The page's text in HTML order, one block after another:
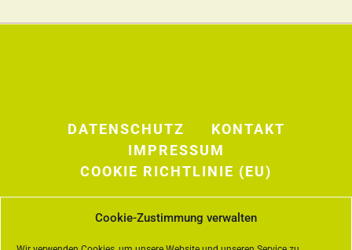
Cookie-Zustimmung verwalten
DATENSCHUTZ
KONTAKT
IMPRESSUM
COOKIE RICHTLINIE (EU)